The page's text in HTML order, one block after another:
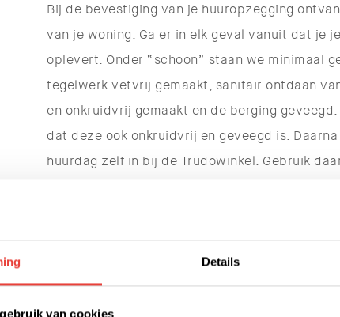
Details
van cookies
Bij de bevestiging van je huuropzegging
van je woning. Ga er in elk geval vanuit dat je
oplevert. Onder “schoon” staan we minimaal
tegelwerk vetvrij gemaakt, sanitair ontdaan
en onkruidvrij gemaakt en de berging
dat deze ook onkruidvrij en geveegd is.
huurdag zelf in bij de Trudowinkel. Gebruik
In het treurige geval dat de hoofdhuurder
automatisch hoofdhuurder. Dan heb je daar
onderstaande formulier '(gedeeltelijke)